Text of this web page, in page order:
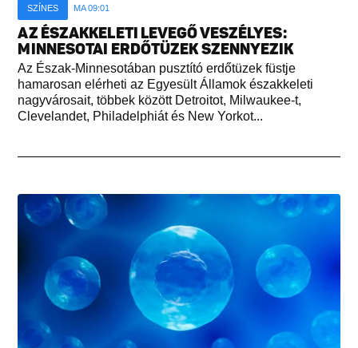
SZÍNES MA 09:01
AZ ÉSZAKKELETI LEVEGŐ VESZÉLYES:
MINNESOTAI ERDŐTÜZEK SZENNYEZIK
Az Észak-Minnesotában pusztító erdőtüzek füstje
hamarosan elérheti az Egyesült Államok északkeleti
nagyvárosait, többek között Detroitot, Milwaukee-t,
Clevelandet, Philadelphiát és New Yorkot...